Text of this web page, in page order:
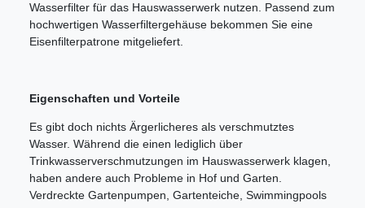
Wasserfilter für das Hauswasserwerk nutzen. Passend zum
hochwertigen Wasserfiltergehäuse bekommen Sie eine
Eisenfilterpatrone mitgeliefert.
Eigenschaften und Vorteile
Es gibt doch nichts Ärgerlicheres als verschmutztes
Wasser. Während die einen lediglich über
Trinkwasserverschmutzungen im Hauswasserwerk klagen,
haben andere auch Probleme in Hof und Garten.
Verdreckte Gartenpumpen, Gartenteiche, Swimmingpools